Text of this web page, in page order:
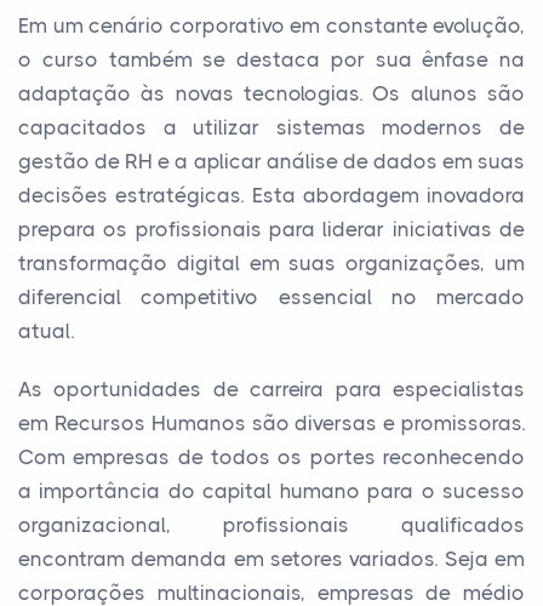
Em um cenário corporativo em constante evolução,
o curso também se destaca por sua ênfase na
adaptação às novas tecnologias. Os alunos são
capacitados a utilizar sistemas modernos de
gestão de RH e a aplicar análise de dados em suas
decisões estratégicas. Esta abordagem inovadora
prepara os profissionais para liderar iniciativas de
transformação digital em suas organizações, um
diferencial competitivo essencial no mercado
atual.
As oportunidades de carreira para especialistas
em Recursos Humanos são diversas e promissoras.
Com empresas de todos os portes reconhecendo
a importância do capital humano para o sucesso
organizacional, profissionais qualificados
encontram demanda em setores variados. Seja em
corporações multinacionais, empresas de médio